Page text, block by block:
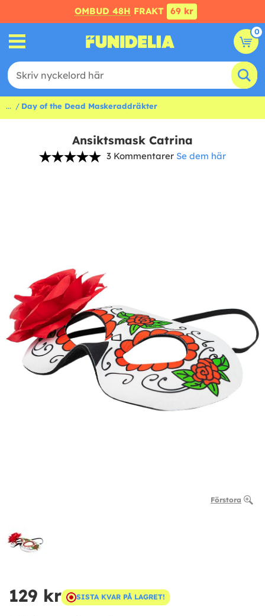
OMBUD 48H FRAKT 69 kr
0
... Day of the Dead Maskeraddräkter
Ansiktsmask Catrina
3 Kommentarer Se dem här
Förstora
129 kr SISTA KVAR PÅ LAGRET!